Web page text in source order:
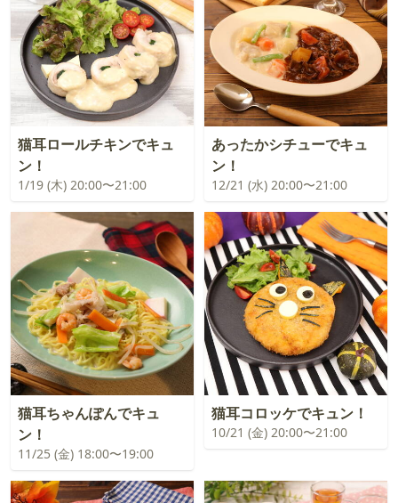
猫耳ロールチキンでキュ
ン！
1/19 (木) 20:00〜21:00
あったかシチューでキュ
ン！
12/21 (水) 20:00〜21:00
猫耳ちゃんぽんでキュ
ン！
11/25 (金) 18:00〜19:00
猫耳コロッケでキュン！
10/21 (金) 20:00〜21:00